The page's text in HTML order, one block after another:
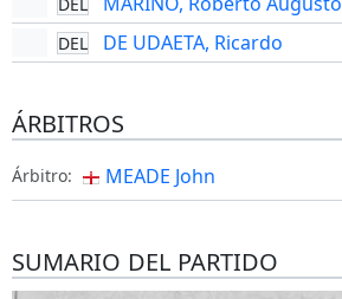
DEL DE UDAETA, Ricardo
ÁRBITROS
Árbitro: MEADE John
SUMARIO DEL PARTIDO